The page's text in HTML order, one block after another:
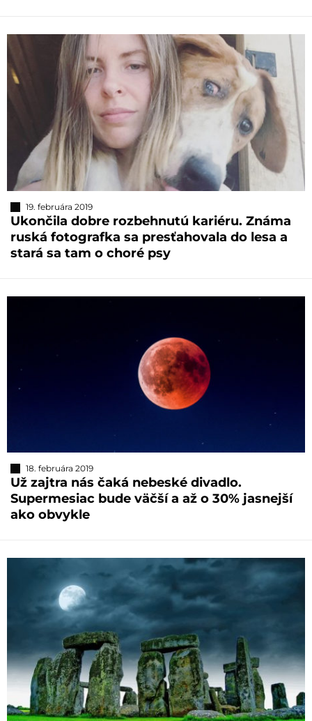
19. februára 2019
Ukončila dobre rozbehnutú kariéru. Známa
ruská fotografka sa presťahovala do lesa a
stará sa tam o choré psy
18. februára 2019
Už zajtra nás čaká nebeské divadlo.
Supermesiac bude väčší a až o 30% jasnejší
ako obvykle